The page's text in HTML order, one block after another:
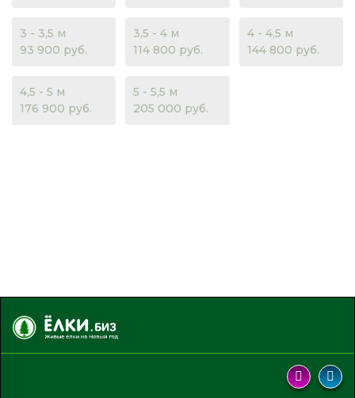
3 - 3,5 м
93 900 руб.
3,5 - 4 м
114 800 руб.
4 - 4,5 м
144 800 руб.
4,5 - 5 м
176 900 руб.
5 - 5,5 м
205 000 руб.